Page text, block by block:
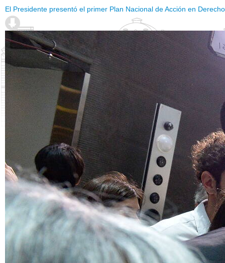
El Presidente presentó el primer Plan Nacional de Acción en